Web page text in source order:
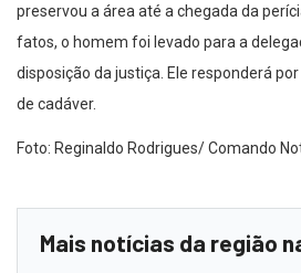
preservou a área até a chegada da
fatos, o homem foi levado para a
disposição da justiça. Ele responderá
de cadáver.
Foto: Reginaldo Rodrigues/ Comando
Mais notícias da região